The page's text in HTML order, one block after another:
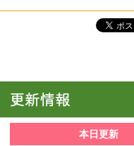
本日更新